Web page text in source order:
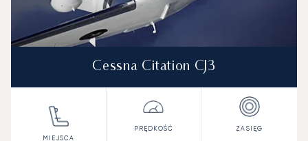
Cessna Citation CJ3